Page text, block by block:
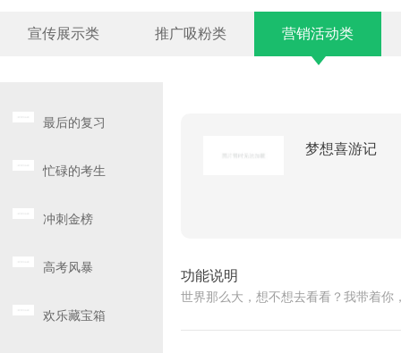
宣传展示类 推广吸粉类 营销活动类
最后的复习
忙碌的考生
冲刺金榜
高考风暴
欢乐藏宝箱
梦想喜游记
功能说明
世界那么大，想不想去看看？我带着你